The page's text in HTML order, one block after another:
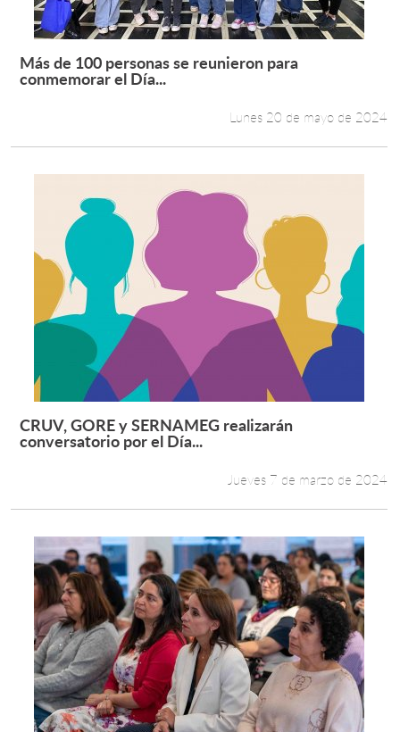
Leer más +
Más de 100 personas se reunieron para
conmemorar el Día...
Lunes 20 de mayo de 2024
Leer más +
CRUV, GORE y SERNAMEG realizarán
conversatorio por el Día...
Jueves 7 de marzo de 2024